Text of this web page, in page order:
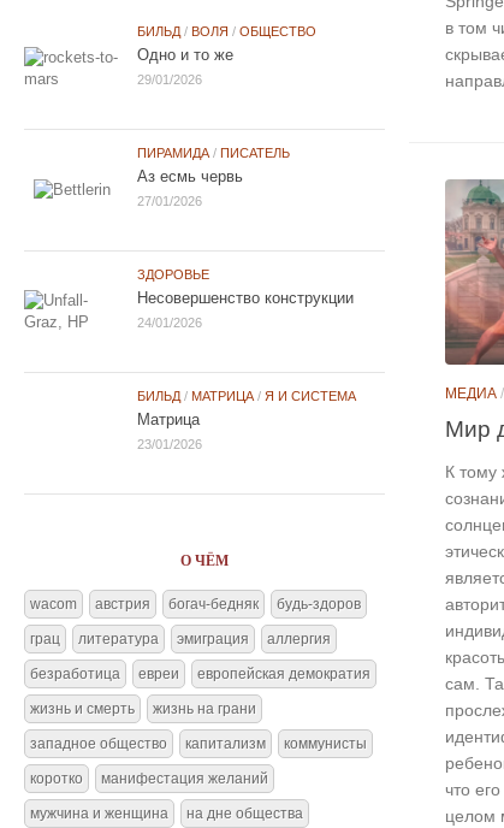
в том
МЕДИА /
Мир
К тому
сам.
что
целом
БИЛЬД / ВОЛЯ / ОБЩЕСТВО
Одно и то же
29/01/2026
ПИРАМИДА / ПИСАТЕЛЬ
Аз есмь червь
27/01/2026
ЗДОРОВЬЕ
Несовершенство конструкции
24/01/2026
БИЛЬД / МАТРИЦА / Я И СИСТЕМА
Матрица
23/01/2026
О ЧЁМ
wacom австрия богач-бедняк будь-здоров
грац литература эмиграция аллергия
безработица евреи европейская демократия
жизнь и смерть жизнь на грани
западное общество капитализм коммунисты
коротко манифестация желаний
мужчина и женщина на дне общества